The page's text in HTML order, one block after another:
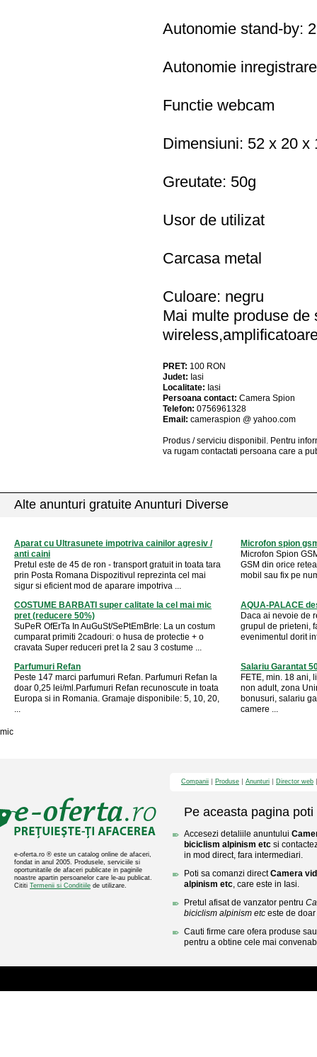
Autonomie stand-by:
Autonomie
Functie webcam
Dimensiuni: 52 x 20 x
Greutate: 50g
Usor de utilizat
Carcasa metal
Culoare: negru
Mai multe produse
PRET: 100 RON
Judet: Iasi
Localitate: Iasi
Persoana contact: Camera Spion
Telefon: 0756961328
Email: cameraspion @ yahoo.com
Produs / serviciu disponibil . Pentru
va rugam contactati persoana care a
Alte anunturi gratuite Anunturi Diverse
Aparat cu Ultrasunete impotriva cainilor agresiv /
anti caini
Pretul este de 45 de ron - transport gratuit in toata tara
prin Posta Romana Dispozitivul reprezinta cel mai
sigur si eficient mod de aparare impotriva ...
Microfon spion
Microfon Spion
GSM din orice
mobil sau fix pe
COSTUME BARBATI super calitate la cel mai mic
pret (reducere 50%)
SuPeR OfErTa In AuGuSt/SePtEmBrIe: La un costum
cumparat primiti 2cadouri: o husa de protectie + o
cravata Super reduceri pret la 2 sau 3 costume ...
AQUA-PALACE
Daca ai nevoie de
grupul de prieteni,
evenimentul dorit
Parfumuri Refan
Peste 147 marci parfumuri Refan. Parfumuri Refan la
doar 0,25 lei/ml.Parfumuri Refan recunoscute in toata
Europa si in Romania. Gramaje disponibile: 5, 10, 20,
...
Salariu Garantat
FETE, min. 18 ani,
non adult, zona
bonusuri, salariu
camere ...
mic
e-oferta.ro ® este un catalog online de afaceri,
fondat in anul 2005. Produsele, serviciile si
oportunitatile de afaceri publicate in paginile
noastre apartin persoanelor care le-au publicat.
Cititi Termenii si Conditiile de utilizare.
Companii Produse Anunturi Director web
Pe aceasta pagina poti
Accesezi detaliile anuntului
biciclism alpinism etc si
in mod direct, fara intermediari.
Poti sa comanzi directCamera
alpinism etc, care este in Iasi.
Pretul afisat de vanzator pentru
biciclism alpinism etc este de
Cauti firme care ofera produse
pentru a obtine cele mai